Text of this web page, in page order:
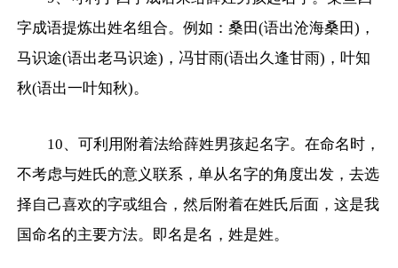
字成语提炼出姓名组合。例如：桑田(语出沧海桑田)，
马识途(语出老马识途)，冯甘雨(语出久逢甘雨)，叶知
秋(语出一叶知秋)。
10、可利用附着法给薛姓男孩起名字。在命名时，
不考虑与姓氏的意义联系，单从名字的角度出发，去选
择自己喜欢的字或组合，然后附着在姓氏后面，这是我
国命名的主要方法。即名是名，姓是姓。